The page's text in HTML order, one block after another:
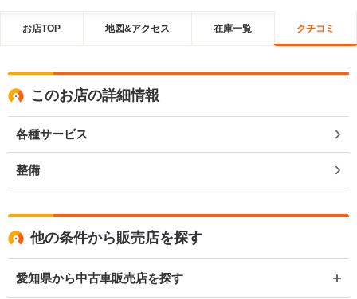
お店TOP 地図&アクセス 在庫一覧 クチコミ
このお店の詳細情報
各種サービス
整備
他の条件から販売店を探す
愛知県から中古車販売店を探す